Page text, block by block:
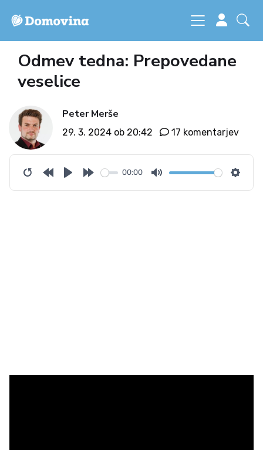
Odmev tedna: Prepovedane
veselice
Peter Merše
29. 3. 2024 ob 20:42 17 komentarjev
00:00